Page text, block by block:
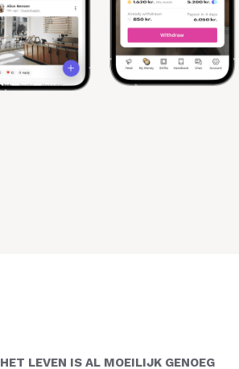
HET LEVEN IS AL MOEILIJK GENOEG